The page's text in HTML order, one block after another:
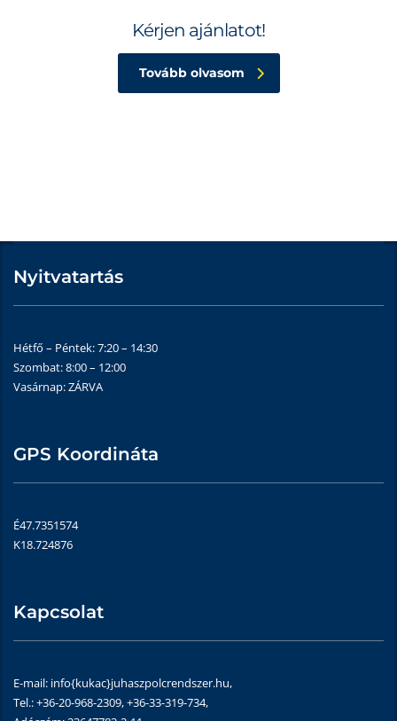
Kérjen ajánlatot!
Tovább olvasom
Nyitvatartás
Hétfő – Péntek: 7:20 – 14:30
Szombat: 8:00 – 12:00
Vasárnap: ZÁRVA
GPS Koordináta
É47.7351574
K18.724876
Kapcsolat
E-mail: info{kukac}juhaszpolcrendszer.hu,
Tel.: +36-20-968-2309, +36-33-319-734,